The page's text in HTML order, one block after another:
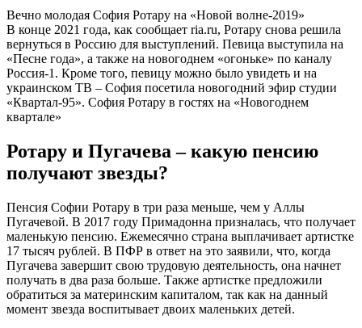
Вечно молодая София Ротару на «Новой волне-2019»
В конце 2021 года, как сообщает ria.ru, Ротару снова решила
вернуться в Россию для выступлений. Певица выступила на
«Песне года», а также на новогоднем «огоньке» по каналу
Россия-1. Кроме того, певицу можно было увидеть и на
украинском ТВ – София посетила новогодний эфир студии
«Квартал-95». София Ротару в гостях на «Новогоднем
квартале»
Ротару и Пугачева – какую пенсию
получают звезды?
Пенсия Софии Ротару в три раза меньше, чем у Аллы
Пугачевой. В 2017 году Примадонна призналась, что получает
маленькую пенсию. Ежемесячно страна выплачивает артистке
17 тысяч рублей. В ПФР в ответ на это заявили, что, когда
Пугачева завершит свою трудовую деятельность, она начнет
получать в два раза больше. Также артистке предложили
обратиться за материнским капиталом, так как на данный
момент звезда воспитывает двоих маленьких детей.